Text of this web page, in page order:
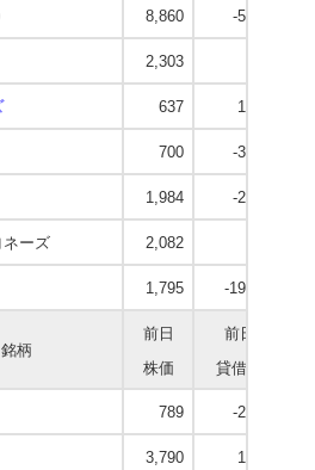
8,860 -5,300
2,303
637 1,900
700 -3,100
1,984 -2,800
ネーズ 2,082
1,795 -19,100
柄
前日
株価
前日
貸借残
789 -2,100
3,790 1,200